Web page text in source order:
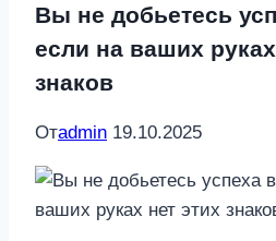
Вы не добьетесь
если на ваших
знаков
Отadmin 19.10.2025